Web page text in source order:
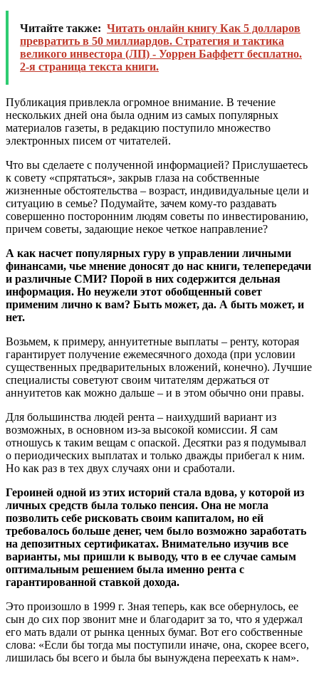
Читайте также: Читать онлайн книгу Как 5 долларов
превратить в 50 миллиардов. Стратегия и тактика
великого инвестора (ЛП) - Уоррен Баффетт бесплатно.
2-я страница текста книги.
Публикация привлекла огромное внимание. В течение
нескольких дней она была одним из самых популярных
материалов газеты, в редакцию поступило множество
электронных писем от читателей.
Что вы сделаете с полученной информацией? Прислушаетесь
к совету «спрятаться», закрыв глаза на собственные
жизненные обстоятельства – возраст, индивидуальные цели и
ситуацию в семье? Подумайте, зачем кому-то раздавать
совершенно посторонним людям советы по инвестированию,
причем советы, задающие некое четкое направление?
А как насчет популярных гуру в управлении личными
финансами, чье мнение доносят до нас книги, телепередачи
и различные СМИ? Порой в них содержится дельная
информация. Но неужели этот обобщенный совет
применим лично к вам? Быть может, да. А быть может, и
нет.
Возьмем, к примеру, аннуитетные выплаты – ренту, которая
гарантирует получение ежемесячного дохода (при условии
существенных предварительных вложений, конечно). Лучшие
специалисты советуют своим читателям держаться от
аннуитетов как можно дальше – и в этом обычно они правы.
Для большинства людей рента – наихудший вариант из
возможных, в основном из-за высокой комиссии. Я сам
отношусь к таким вещам с опаской. Десятки раз я подумывал
о периодических выплатах и только дважды прибегал к ним.
Но как раз в тех двух случаях они и сработали.
Героиней одной из этих историй стала вдова, у которой из
личных средств была только пенсия. Она не могла
позволить себе рисковать своим капиталом, но ей
требовалось больше денег, чем было возможно заработать
на депозитных сертификатах. Внимательно изучив все
варианты, мы пришли к выводу, что в ее случае самым
оптимальным решением была именно рента с
гарантированной ставкой дохода.
Это произошло в 1999 г. Зная теперь, как все обернулось, ее
сын до сих пор звонит мне и благодарит за то, что я удержал
его мать вдали от рынка ценных бумаг. Вот его собственные
слова: «Если бы тогда мы поступили иначе, она, скорее всего,
лишилась бы всего и была бы вынуждена переехать к нам».